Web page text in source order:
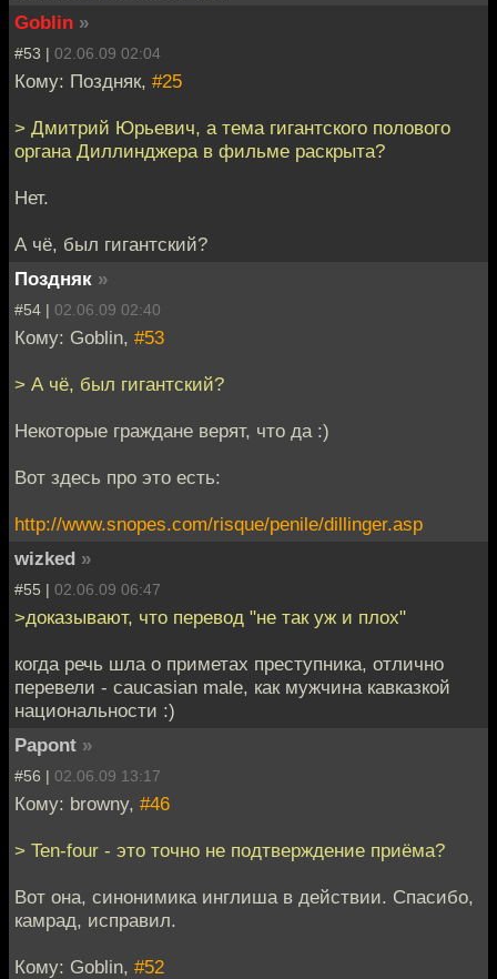
Goblin »
#53 | 02.06.09 02:04
Кому: Поздняк, #25
> Дмитрий Юрьевич, а тема гигантского полового
органа Диллинджера в фильме раскрыта?
Нет.
А чё, был гигантский?
Поздняк »
#54 | 02.06.09 02:40
Кому: Goblin, #53
> А чё, был гигантский?
Некоторые граждане верят, что да :)
Вот здесь про это есть:
http://www.snopes.com/risque/penile/dillinger.asp
wizked »
#55 | 02.06.09 06:47
>доказывают, что перевод "не так уж и плох"
когда речь шла о приметах преступника, отлично
перевели - caucasian male, как мужчина кавказкой
национальности :)
Papont »
#56 | 02.06.09 13:17
Кому: browny, #46
> Ten-four - это точно не подтверждение приёма?
Вот она, синонимика инглиша в действии. Спасибо,
камрад, исправил.
Кому: Goblin, #52